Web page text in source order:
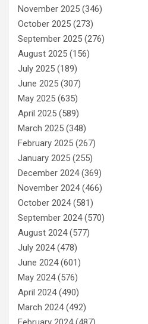
November 2025 (346)
October 2025 (273)
September 2025 (276)
August 2025 (156)
July 2025 (189)
June 2025 (307)
May 2025 (635)
April 2025 (589)
March 2025 (348)
February 2025 (267)
January 2025 (255)
December 2024(369)
November 2024(466)
October 2024(581)
September 2024(570)
August 2024(577)
July 2024(478)
June 2024(601)
May 2024(576)
April 2024(490)
March 2024(492)